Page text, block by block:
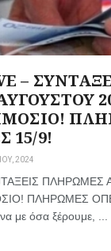
–
15/9!
2024
ΠΛΗΡΩΜΕΣ
ΠΛΗΡΩΜΕΣ
με όσα ξέρουμε, ...